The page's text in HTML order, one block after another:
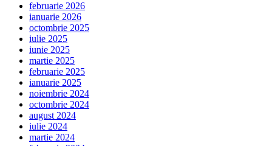
februarie 2026
ianuarie 2026
octombrie 2025
iulie 2025
iunie 2025
martie 2025
februarie 2025
ianuarie 2025
noiembrie 2024
octombrie 2024
august 2024
iulie 2024
martie 2024